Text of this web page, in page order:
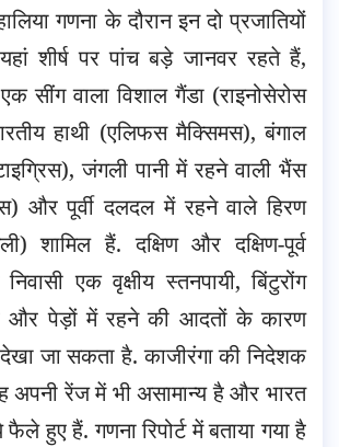
गणना के दौरान इन दो प्रजातियों
शीर्ष पर पांच बड़े जानवर रहते हैं,
सींग वाला विशाल गैंडा (राइनोसेरोस
हाथी (एलिफस मैक्सिमस), बंगाल
जंगली पानी में रहने वाली भैंस
और पूर्वी दलदल में रहने वाले हिरण
शामिल हैं. दक्षिण और दक्षिण-पूर्व
एक वृक्षीय स्तनपायी, बिंटुरोंग
और पेड़ों में रहने की आदतों के कारण
जा सकता है. काजीरंगा की निदेशक
अपनी रेंज में भी असामान्य है और भारत
फैले हुए हैं. गणना रिपोर्ट में बताया गया है